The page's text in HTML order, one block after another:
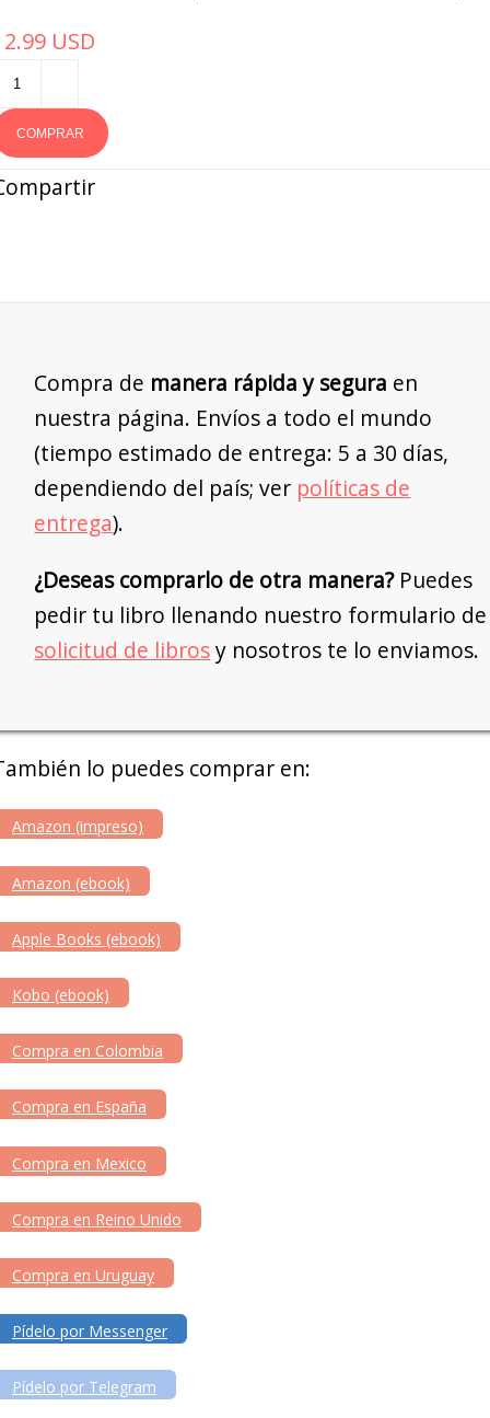
USD
COMPRAR
Compra de manera rápida y segura en
nuestra página. Envíos a todo el mundo
(tiempo estimado de entrega: 5 a 30 días,
dependiendo del país; ver políticas de
entrega).
¿Deseas comprarlo de otra manera?Puedes
pedir tu libro llenando nuestro formulario de
solicitud de librosy nosotros te lo enviamos.
lo puedes comprar en:
Amazon (impreso)
Amazon (ebook)
Apple Books (ebook)
Kobo (ebook)
Compra en Colombia
Compra en España
Compra en Mexico
Compra en Reino Unido
Compra en Uruguay
Pídelo por Messenger
Pídelo por Telegram